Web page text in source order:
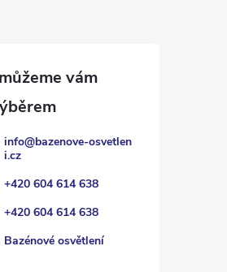
info@bazenove-osvetlen
i.cz
+420 604 614 638
+420 604 614 638
Bazénové osvětlení